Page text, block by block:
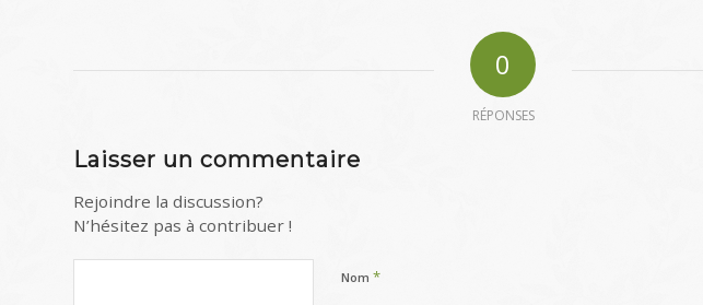
0
RÉPONSES
Laisser un commentaire
Rejoindre la discussion?
N’hésitez pas à contribuer !
Nom *